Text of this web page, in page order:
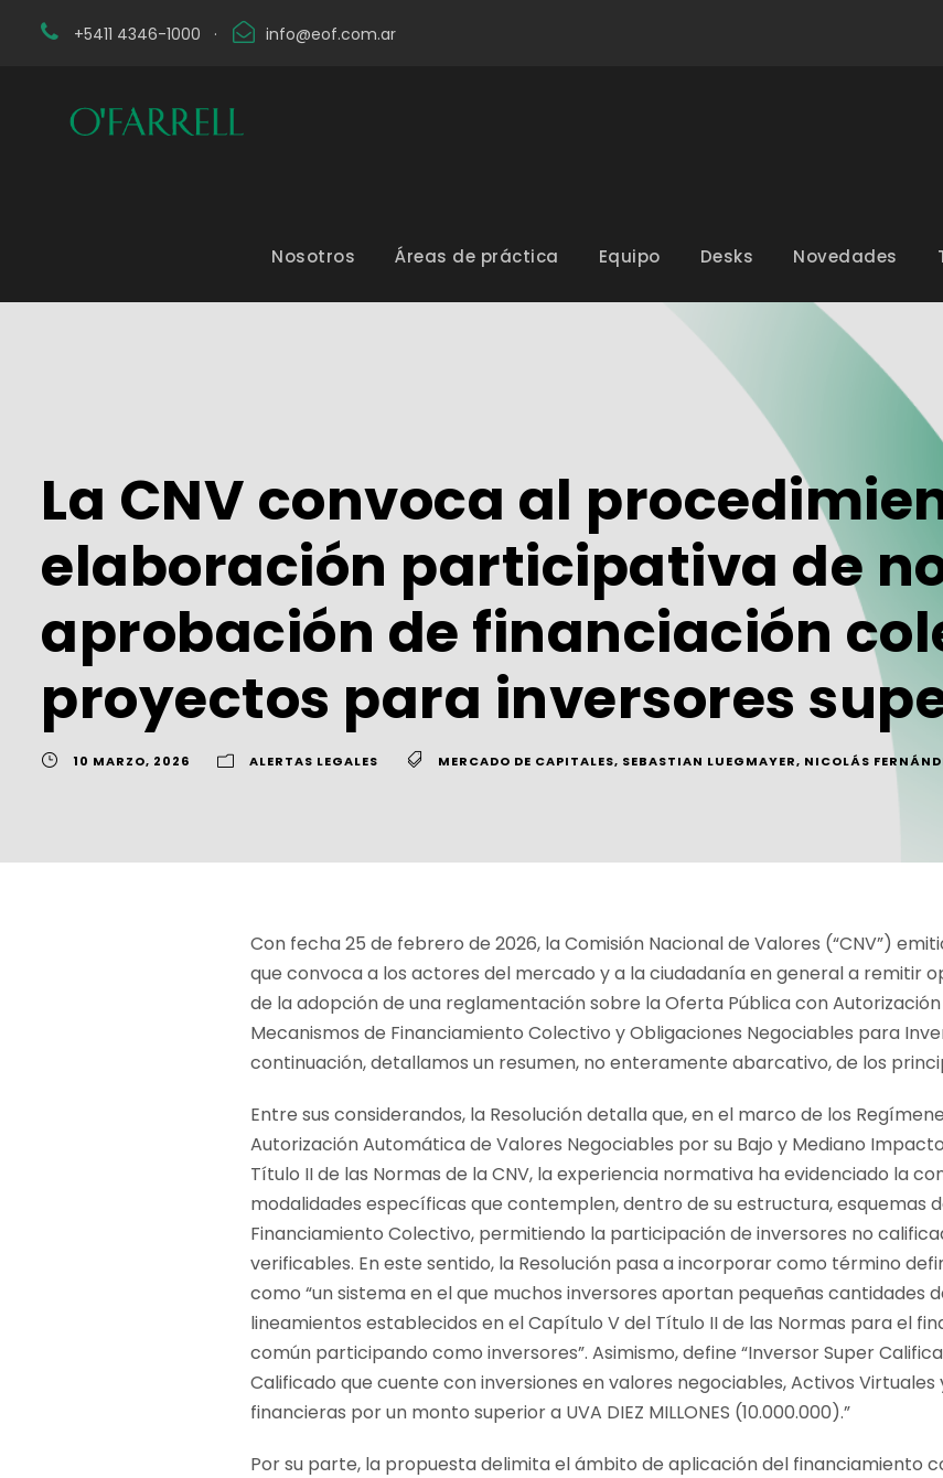
+5411 4346-1000 · info@eof.com.ar
Nosotros Áreas de práctica Equipo Desks Novedades
La CNV convoca al
elaboración participativa de
aprobación de financiación
proyectos para inversores
10 MARZO, 2026 ALERTAS LEGALES MERCADO DE CAPITALES, SEBASTIAN LUEGMAYER, NICOLÁS
Con fecha 25 de febrero de 2026, la Comisión Nacional de Valores (“CNV”) emitió
que convoca a los actores del mercado y a la ciudadanía en general a remitir
de la adopción de una reglamentación sobre la Oferta Pública con
Mecanismos de Financiamiento Colectivo y Obligaciones Negociables para
continuación, detallamos un resumen, no enteramente abarcativo, de los
Entre sus considerandos, la Resolución detalla que, en el marco de los
Autorización Automática de Valores Negociables por su Bajo y Mediano
Título II de las Normas de la CNV, la experiencia normativa ha evidenciado la
modalidades específicas que contemplen, dentro de su estructura, esquemas
Financiamiento Colectivo, permitiendo la participación de inversores no
verificables. En este sentido, la Resolución pasa a incorporar como término
como “un sistema en el que muchos inversores aportan pequeñas cantidades
lineamientos establecidos en el Capítulo V del Título II de las Normas para el
común participando como inversores”. Asimismo, define “Inversor Super
Calificado que cuente con inversiones en valores negociables, Activos
financieras por un monto superior a UVA DIEZ MILLONES (10.000.000).”
Por su parte, la propuesta delimita el ámbito de aplicación del financiamiento